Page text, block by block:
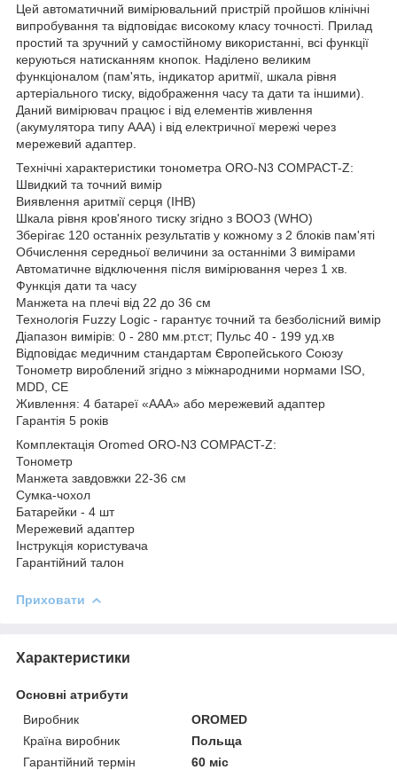
Цей автоматичний вимірювальний пристрій пройшов клінічні
випробування та відповідає високому класу точності. Прилад
простий та зручний у самостійному використанні, всі функції
керуються натисканням кнопок. Наділено великим
функціоналом (пам'ять, індикатор аритмії, шкала рівня
артеріального тиску, відображення часу та дати та іншими).
Даний вимірювач працює і від елементів живлення
(акумулятора типу ААА) і від електричної мережі через
мережевий адаптер.
Технічні характеристики тонометра ORO-N3 COMPACT-Z:
Швидкий та точний вимір
Виявлення аритмії серця (IHB)
Шкала рівня кров'яного тиску згідно з ВООЗ (WHO)
Зберігає 120 останніх результатів у кожному з 2 блоків пам'яті
Обчислення середньої величини за останніми 3 вимірами
Автоматичне відключення після вимірювання через 1 хв.
Функція дати та часу
Манжета на плечі від 22 до 36 см
Технологія Fuzzy Logic - гарантує точний та безболісний вимір
Діапазон вимірів: 0 - 280 мм.рт.ст; Пульс 40 - 199 уд.хв
Відповідає медичним стандартам Європейського Союзу
Тонометр вироблений згідно з міжнародними нормами ISO,
MDD, CE
Живлення: 4 батареї «AAA» або мережевий адаптер
Гарантія 5 років
Комплектація Oromed ORO-N3 COMPACT-Z:
Тонометр
Манжета завдовжки 22-36 см
Сумка-чохол
Батарейки - 4 шт
Мережевий адаптер
Інструкція користувача
Гарантійний талон
Приховати
Характеристики
Основні атрибути
Виробник
OROMED
Країна виробник
Польща
Гарантійний термін
60 міс